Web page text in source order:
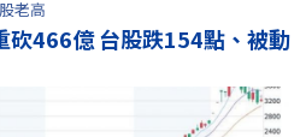
老高
砍466億 台股跌154點、被動